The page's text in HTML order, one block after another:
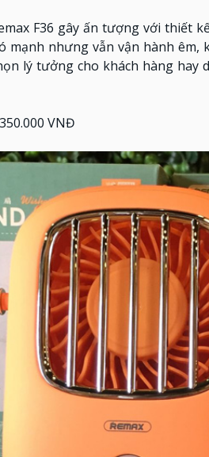
F36 gây ấn tượng với thiết
mạnh nhưng vẫn vận hành
lý tưởng cho khách hàng hay
VNĐ